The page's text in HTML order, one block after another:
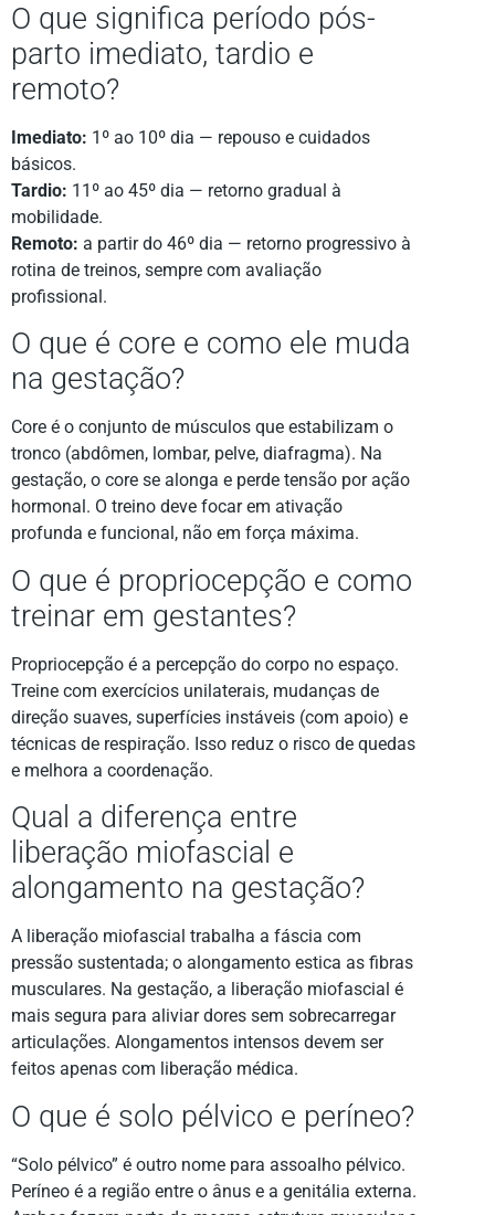
O que significa período pós-
parto imediato, tardio e
remoto?
Imediato: 1º ao 10º dia — repouso e cuidados
básicos.
Tardio: 11º ao 45º dia — retorno gradual à
mobilidade.
Remoto: a partir do 46º dia — retorno progressivo à
rotina de treinos, sempre com avaliação
profissional.
O que é core e como ele muda
na gestação?
Core é o conjunto de músculos que estabilizam o
tronco (abdômen, lombar, pelve, diafragma). Na
gestação, o core se alonga e perde tensão por ação
hormonal. O treino deve focar em ativação
profunda e funcional, não em força máxima.
O que é propriocepção e como
treinar em gestantes?
Propriocepção é a percepção do corpo no espaço.
Treine com exercícios unilaterais, mudanças de
direção suaves, superfícies instáveis (com apoio) e
técnicas de respiração. Isso reduz o risco de quedas
e melhora a coordenação.
Qual a diferença entre
liberação miofascial e
alongamento na gestação?
A liberação miofascial trabalha a fáscia com
pressão sustentada; o alongamento estica as fibras
musculares. Na gestação, a liberação miofascial é
mais segura para aliviar dores sem sobrecarregar
articulações. Alongamentos intensos devem ser
feitos apenas com liberação médica.
O que é solo pélvico e períneo?
“Solo pélvico” é outro nome para assoalho pélvico.
Períneo é a região entre o ânus e a genitália externa.